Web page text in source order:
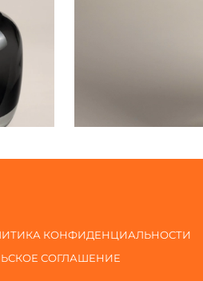
КОНФИДЕНЦИАЛЬНОСТИ
СОГЛАШЕНИЕ